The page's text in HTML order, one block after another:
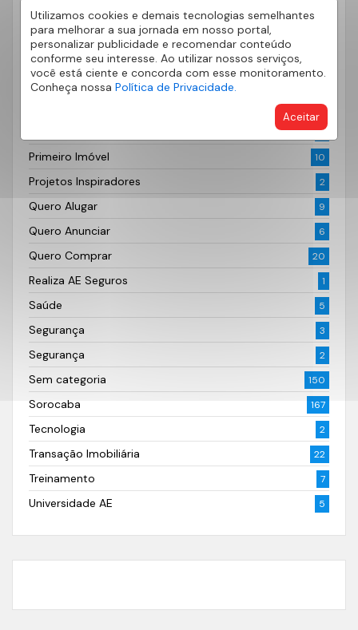
Utilizamos cookies e demais tecnologias semelhantes
para melhorar a sua jornada em nosso portal,
personalizar publicidade e recomendar conteúdo
conforme seu interesse. Ao utilizar nossos serviços,
você está ciente e concorda com esse monitoramento.
Conheça nossa Política de Privacidade.
Aceitar
Lançamentos Imobiliários
Locação
Mercado Financeiro
Mercado Imobiliário
43
4
Primeiro Imóvel 10
Projetos Inspiradores 2
Quero Alugar 9
Quero Anunciar 6
Quero Comprar 20
Realiza AE Seguros 1
Saúde 5
Segurança 3
Segurança 2
Sem categoria 150
Sorocaba 167
Tecnologia 2
Transação Imobiliária 22
Treinamento 7
Universidade AE 5